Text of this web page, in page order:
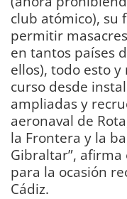
club atómico), su
permitir
en tantos países
ellos), todo esto
curso desde
ampliadas y
aeronaval de
la Frontera y la
Gibraltar”,
para la ocasión
Cádiz.